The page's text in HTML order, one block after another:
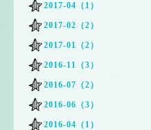
2017-04（1）
2017-02（2）
2017-01（2）
2016-11（3）
2016-07（2）
2016-06（3）
2016-04（1）